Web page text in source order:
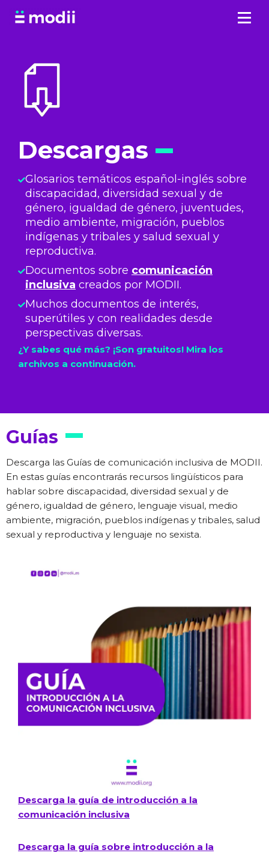
contenido
Descargas
Glosarios temáticos español-inglés sobre
discapacidad, diversidad sexual y de
género, igualdad de género, juventudes,
medio ambiente, migración, pueblos
indígenas y tribales y salud sexual y
reproductiva.
Documentos sobre comunicación
inclusiva creados por MODII.
Muchos documentos de interés,
superútiles y con realidades desde
perspectivas diversas.
¿Y sabes qué más? ¡Son gratuitos! Mira los
archivos a continuación.
Guías
Descarga las Guías de comunicación inclusiva de MODII.
En estas guías encontrarás recursos lingüísticos para
hablar sobre discapacidad, diversidad sexual y de
género, igualdad de género, lenguaje visual, medio
ambiente, migración, pueblos indígenas y tribales, salud
sexual y reproductiva y lenguaje no sexista.
Descarga la guía de introducción a la
comunicación inclusiva
Descarga la guía sobre introducción a la